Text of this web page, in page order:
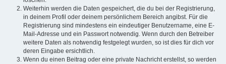
Weiterhin werden die Daten gespeichert, die du bei der Registrierung,
in deinem Profil oder deinem persönlichem Bereich angibst. Für die
Registrierung sind mindestens ein eindeutiger Benutzername, eine E-
Mail-Adresse und ein Passwort notwendig. Wenn durch den Betreiber
weitere Daten als notwendig festgelegt wurden, so ist dies für dich vor
deren Eingabe ersichtlich.
Wenn du einen Beitrag oder eine private Nachricht erstellst, so werden